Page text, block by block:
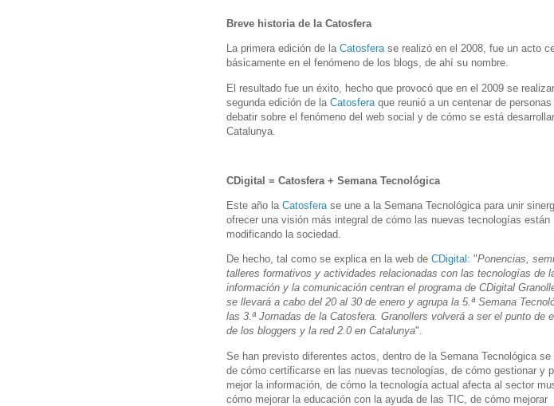
Breve historia de la Catosfera
La primera edición de la Catosferase realizó en el 2008, fue un acto
básicamente en el fenómeno de los blogs, de ahí su nombre.
El resultado fue un éxito, hecho que provocó que en el 2009 se
segunda edición de la Catosfera que reunió a un centenar de personas
debatir sobre el fenómeno del web social y de cómo se está
Catalunya.
CDigital = Catosfera + Semana Tecnológica
Este año la Catosferase une a la Semana Tecnológica para unir
ofrecer una visión más integral de cómo las nuevas tecnologías están
modificando la sociedad.
De hecho, tal como se explica en la web de CDigital : "Ponencias,
talleres formativos y actividades relacionadas con las tecnologías de
información y la comunicación centran el programa de CDigital
se llevará a cabo del 20 al 30 de enero y agrupa la 5.ª Semana
las 3.ª Jornadas de la Catosfera. Granollers volverá a ser el punto de
de los bloggers y la red 2.0 en Catalunya".
Se han previsto diferentes actos, dentro de la Semana Tecnológica se
de cómo certificarse en las nuevas tecnologías, de cómo gestionar y
mejor la información, de cómo la tecnología actual afecta al sector
cómo mejorar la educación con la ayuda de las TIC, de cómo mejorar